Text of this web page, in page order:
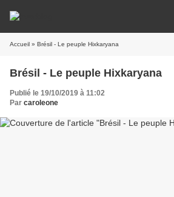
Accueil » Brésil - Le peuple Hixkaryana
Brésil - Le peuple Hixkaryana
Publié le 19/10/2019 à 11:02
Par caroleone